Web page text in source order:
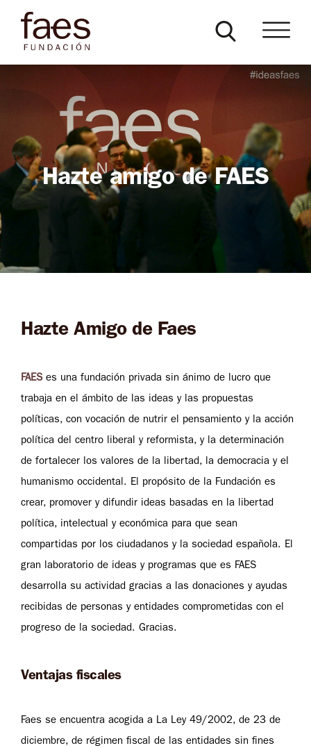
Hazte amigo de FAES
Hazte Amigo de Faes
FAESes una fundación privada sin ánimo de lucro que
trabaja en el ámbito de las ideas y las propuestas
políticas, con vocación de nutrir el pensamiento y la acción
política del centro liberal y reformista, y la determinación
de fortalecer los valores de la libertad, la democracia y el
humanismo occidental. El propósito de la Fundación es
crear, promover y difundir ideas basadas en la libertad
política, intelectual y económica para que sean
compartidas por los ciudadanos y la sociedad española. El
gran laboratorio de ideas y programas que es FAES
desarrolla su actividad gracias a las donaciones y ayudas
recibidas de personas y entidades comprometidas con el
progreso de la sociedad. Gracias.
Ventajas fiscales
Faes se encuentra acogida a La Ley 49/2002, de 23 de
diciembre, de régimen fiscal de las entidades sin fines